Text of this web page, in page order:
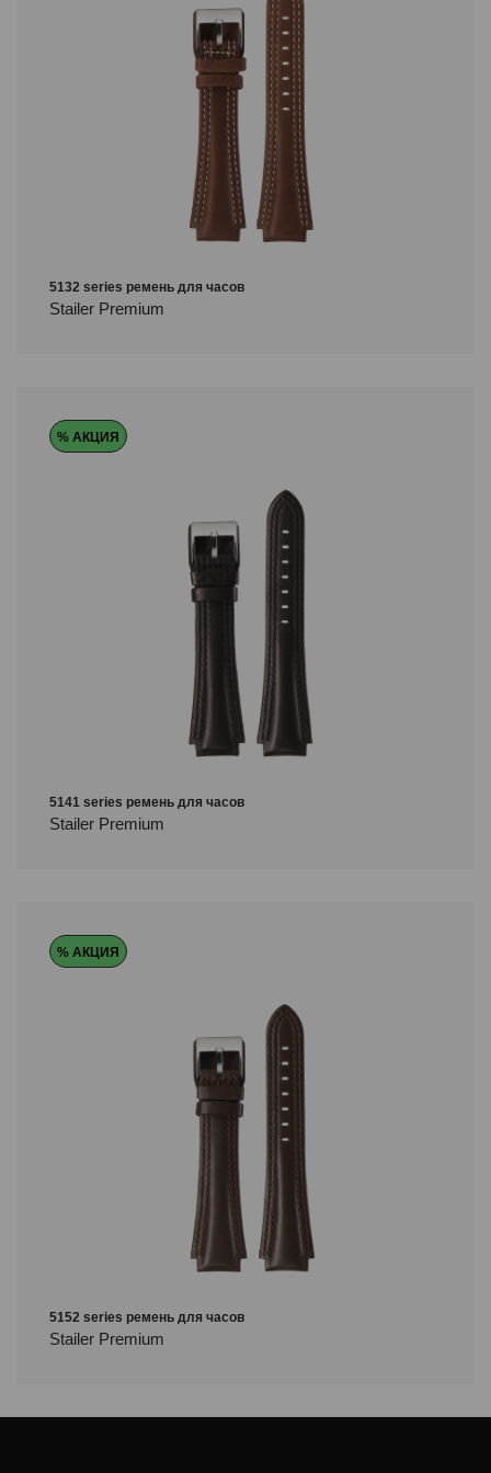
5132 series ремень для часов
Stailer Premium
% АКЦИЯ
5141 series ремень для часов
Stailer Premium
% АКЦИЯ
5152 series ремень для часов
Stailer Premium